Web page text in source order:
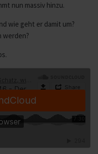
nun massiv hinzu.
wie geht er damit um?
werden?